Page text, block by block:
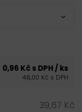
0,96 Kč s DPH / ks
48,00 Kč s DPH
39,67 Kč